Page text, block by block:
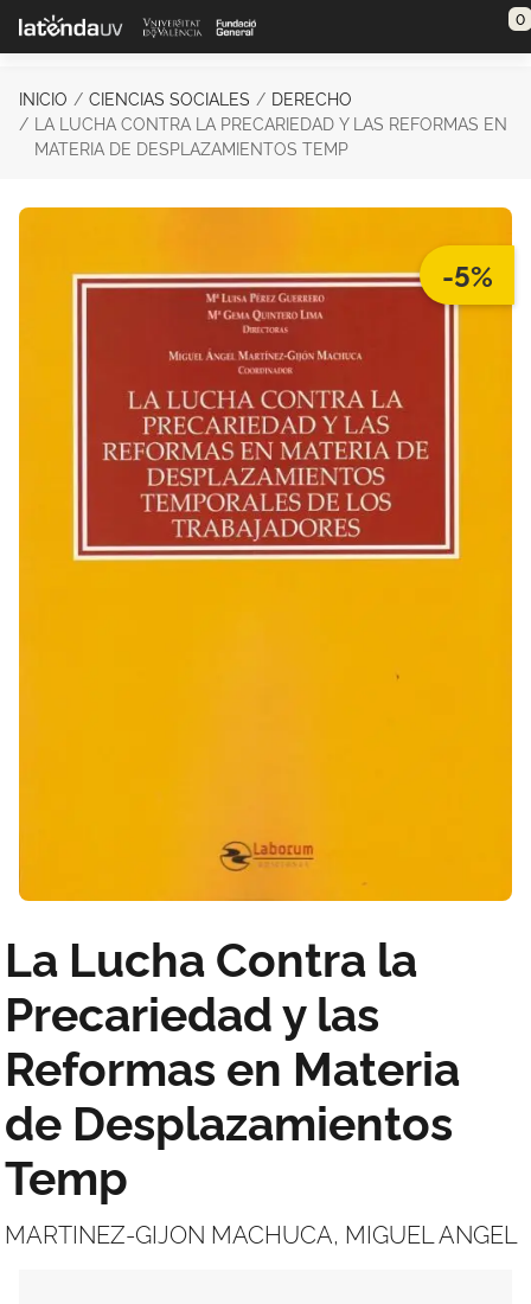
Saltar al contenido principal 0
INICIO CIENCIAS SOCIALES
DERECHO
LA LUCHA CONTRA LA PRECARIEDAD Y LAS REFORMAS EN
MATERIA DE DESPLAZAMIENTOS TEMP
-5%
La Lucha Contra la
Precariedad y las
Reformas en Materia
de Desplazamientos
Temp
MARTINEZ-GIJON MACHUCA, MIGUEL ANGEL